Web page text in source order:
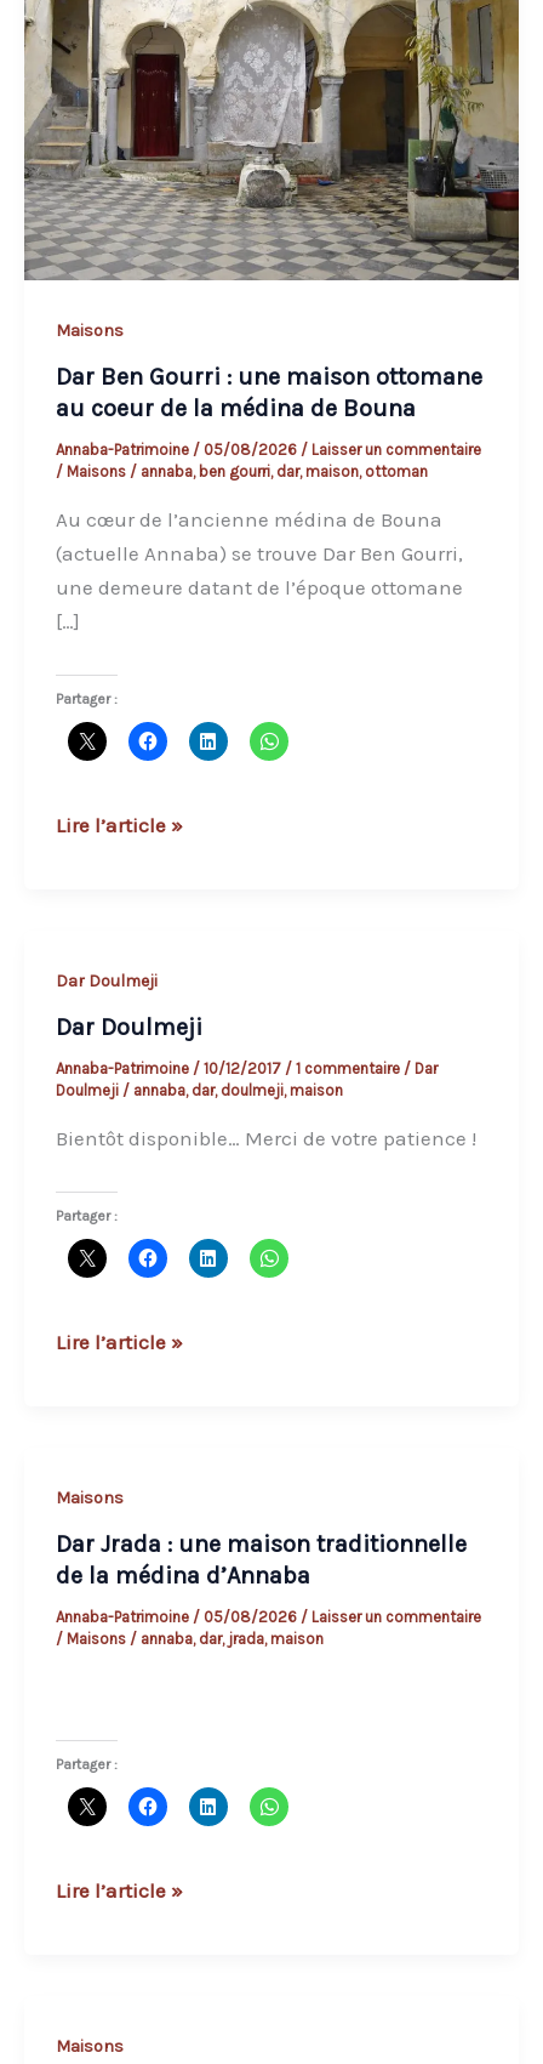
Maisons
Dar Ben Gourri : une maison ottomane
au coeur de la médina de Bouna
Annaba-Patrimoine / 05/08/2026 / Laisser un commentaire
/ Maisons/ annaba, ben gourri, dar,maison, ottoman
Au cœur de l’ancienne médina de Bouna
(actuelle Annaba) se trouve Dar Ben Gourri,
une demeure datant de l’époque ottomane
[…]
Partager :
Dar
maison
ottomane
au
coeur
de
médina
Bouna
Lire l’article »
Dar Doulmeji
Dar Doulmeji
Annaba-Patrimoine / 10/12/2017 / 1 commentaire / Dar
Doulmeji/ annaba, dar, doulmeji,maison
Bientôt disponible… Merci de votre patience !
Partager :
Dar
Lire l’article »
Maisons
Dar Jrada : une maison traditionnelle
de la médina d’Annaba
Annaba-Patrimoine / 05/08/2026 / Laisser un commentaire
/ Maisons/ annaba, dar, jrada,maison
Partager :
Dar
Lire l’article »
Maisons